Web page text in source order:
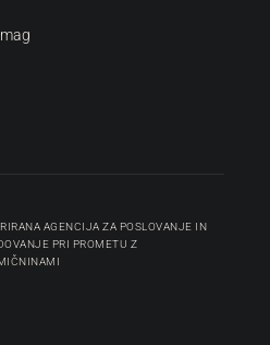
AGENCIJA ZA POSLOVANJE IN
PRI PROMETU Z